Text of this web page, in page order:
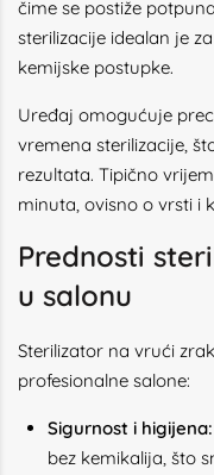
čime se postiže
sterilizacije idealan je
kemijske postupke.
Uređaj omogućuje
vremena sterilizacije,
rezultata. Tipično
minuta, ovisno o vrsti i
Prednosti
u salonu
Sterilizator na vrući
profesionalne salone:
Sigurnost i higijena:
bez kemikalija, što